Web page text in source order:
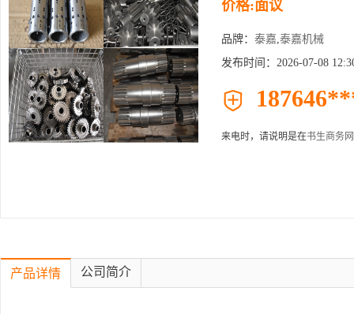
价格:面议
品牌： 泰嘉,泰嘉机械
发布时间：2026-07-08

来电时，请说明是在书生商务网
产品详情 公司简介